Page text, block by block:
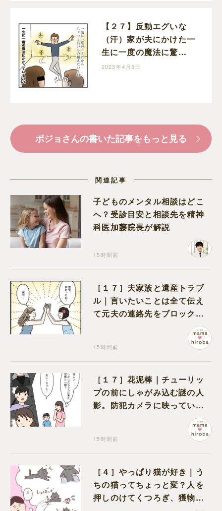
【２７】反動エグいな
（汗）家が夫にかけた一
生に一度の魔法に驚
愕・・半額一家、家を買
2023年4月5日
ポジョさんの書いた記事をもっと見る
関連記事
子どものメンタル相談はどこ
へ？受診目安と相談先を精神
科医加藤院長が解説
15時間前
［１７］夫家族と遺産トラブ
ル｜言いたいことは全て伝え
て元夫の連絡先をブロック。
離婚できた喜びを噛みしめる
15時間前
［１７］花泥棒｜チューリッ
プの前にしゃがみ込む謎の人
影。防犯カメラに映っていた
15時間前
［４］やっぱり猫が好き｜う
ちの猫ってちょっと変？人を
押しのけてくつろぎ、獲物に